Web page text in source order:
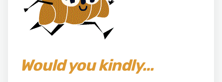
Would you kindly…